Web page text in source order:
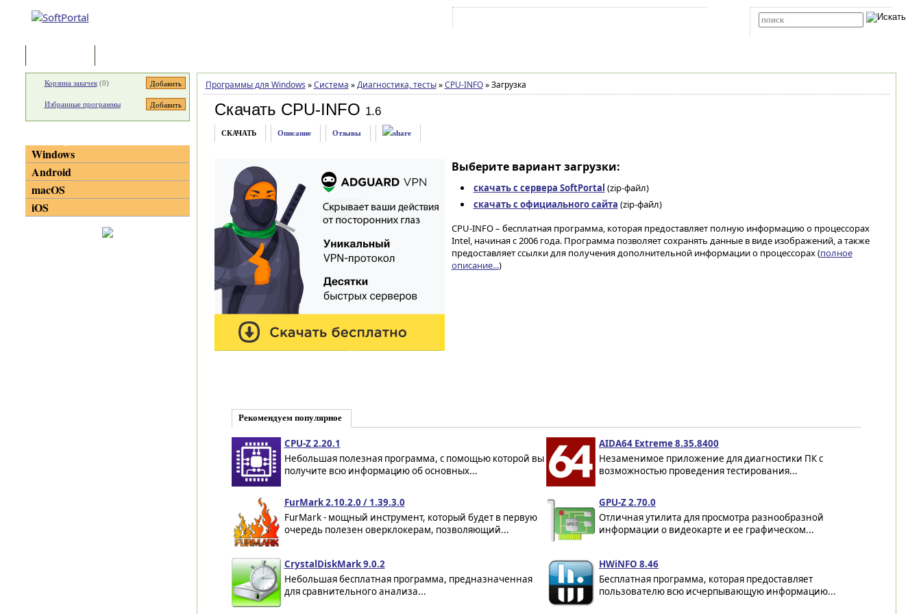
Программы для Windows » Система » Диагностика, тесты » CPU-INFO »Загрузка
Скачать CPU-INFO 1.6
СКАЧАТЬ Описание Отзывы
Выберите вариант загрузки:
скачать с сервера SoftPortal (zip-файл)
скачать с официального сайта (zip-файл)
CPU-INFO – бесплатная программа, которая предоставляет полную информацию о процессорах
Intel, начиная с 2006 года. Программа позволяет сохранять данные в виде изображений, а также
предоставляет ссылки для получения дополнительной информации о процессорах (полное
описание...)
Рекомендуем популярное
CPU-Z 2.20.1
Небольшая полезная программа, с помощью которой вы
получите всю информацию об основных...
AIDA64 Extreme 8.35.8400
Незаменимое приложение для диагностики ПК с
возможностью проведения тестирования...
FurMark 2.10.2.0 / 1.39.3.0
FurMark - мощный инструмент, который будет в первую
очередь полезен оверклокерам, позволяющий...
GPU-Z 2.70.0
Отличная утилита для просмотра разнообразной
информации о видеокарте и ее графическом...
CrystalDiskMark 9.0.2
Небольшая бесплатная программа, предназначенная
для сравнительного анализа...
HWiNFO 8.46
Бесплатная программа, которая предоставляет
пользователю всю исчерпывающую информацию...
Корзина закачек(0)
Избранные программы
Windows
Android
macOS
iOS